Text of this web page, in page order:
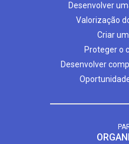
Desenvolver
Valorização
Criar
Proteger o
Desenvolver